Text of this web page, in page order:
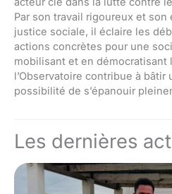
Par son travail rigoureux et
justice sociale, il éclaire les
actions concrètes pour une
mobilisant et en démocratisant
l’Observatoire contribue à bâtir
possibilité de s’épanouir
Les dernières